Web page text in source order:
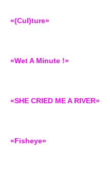
«(Cul)ture»
«Wet A Minute !»
«SHE CRIED ME A RIVER»
«Fisheye»